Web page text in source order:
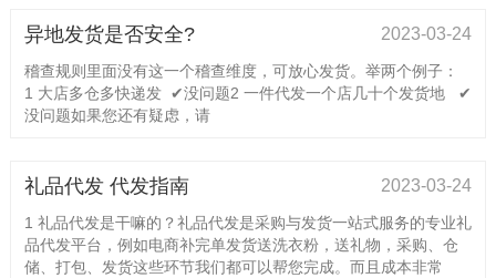
异地发货是否安全? 2023-03-24
稽查规则里面没有这一个稽查维度，可放心发货。举两个例子：
1 大店多仓多快递发 ✔没问题2 一件代发一个店几十个发货地 ✔
没问题如果您还有疑虑，请
礼品代发 代发指南 2023-03-24
1 礼品代发是干嘛的？礼品代发是采购与发货一站式服务的专业礼
品代发平台，例如电商补完单发货送洗衣粉，送礼物，采购、仓
储、打包、发货这些环节我们都可以帮您完成。而且成本非常